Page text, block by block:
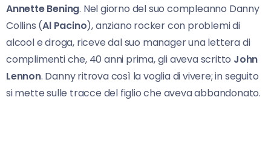
Annette Bening. Nel giorno del suo compleanno Danny
Collins (Al Pacino), anziano rocker con problemi di
alcool e droga, riceve dal suo manager una lettera di
complimenti che, 40 anni prima, gli aveva scritto John
Lennon. Danny ritrova così la voglia di vivere; in seguito
si mette sulle tracce del figlio che aveva abbandonato.